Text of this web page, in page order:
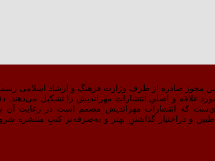
علاقه و اصلیِ انتشارات مهراندیش را تشکیل می‌دهند.
که انتشارات مهراندیش مصمم است در رعایت آن
مهراندیش در مردادماه ۹۸ برای ارتباط بیشتر با مخاطبین و دراختیار گذاشتنِ بهتر و